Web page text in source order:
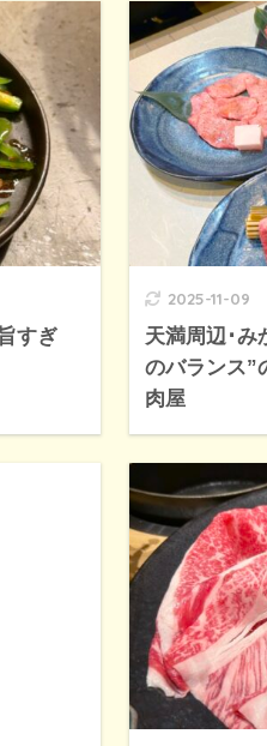
すぎ
2025-11-09
天満周辺･み
のバランス”
肉屋